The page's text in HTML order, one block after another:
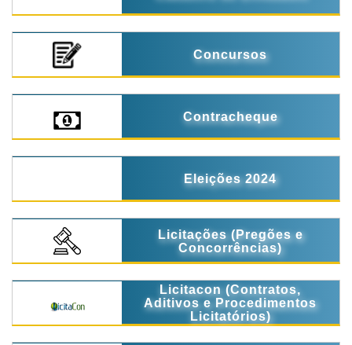
Concursos
Contracheque
Eleições 2024
Licitações (Pregões e
Concorrências)
Licitacon (Contratos,
Aditivos e Procedimentos
Licitatórios)